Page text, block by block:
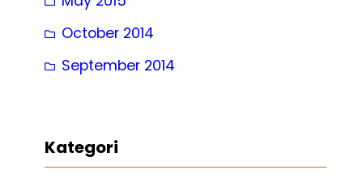
October 2014
September 2014
Kategori